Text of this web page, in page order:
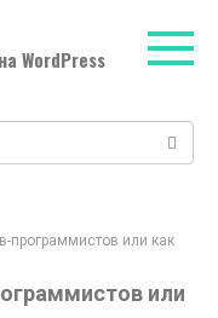
WordPress
программистов или как
или